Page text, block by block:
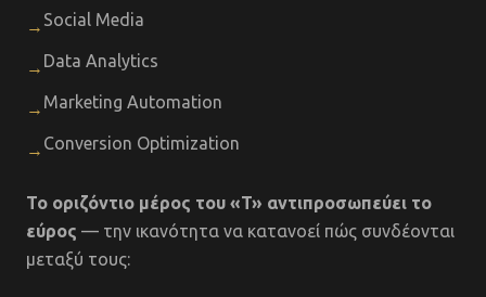
→ Social Media
→ Data Analytics
→ Marketing Automation
→ Conversion Optimization
Το οριζόντιο μέρος του «T» αντιπροσωπεύει το
εύρος — την ικανότητα να κατανοεί πώς συνδέονται
μεταξύ τους: